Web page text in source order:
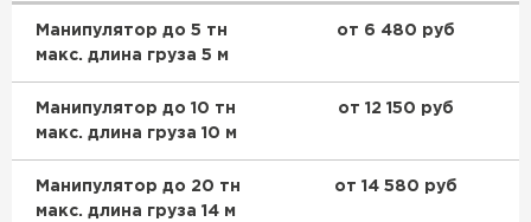
Манипулятор до 5 тн
макс. длина груза 5 м
от 6 480 руб
Манипулятор до 10 тн
макс. длина груза 10 м
от 12 150 руб
Манипулятор до 20 тн
макс. длина груза 14 м
от 14 580 руб